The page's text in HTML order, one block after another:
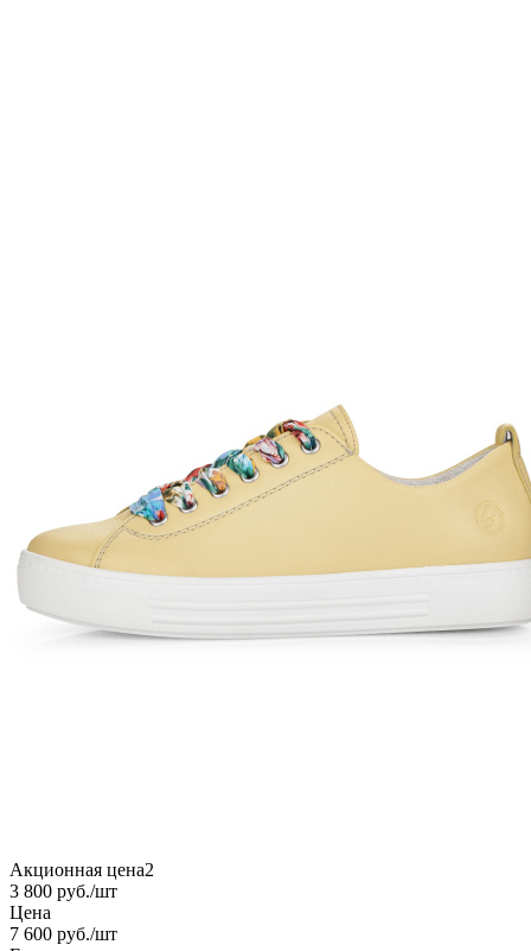
Акционная цена2
3 800 руб./шт
Цена
7 600 руб./шт